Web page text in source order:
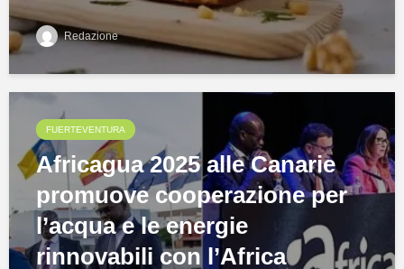
Redazione
FUERTEVENTURA
Africagua 2025 alle Canarie
promuove cooperazione per
l’acqua e le energie
rinnovabili con l’Africa